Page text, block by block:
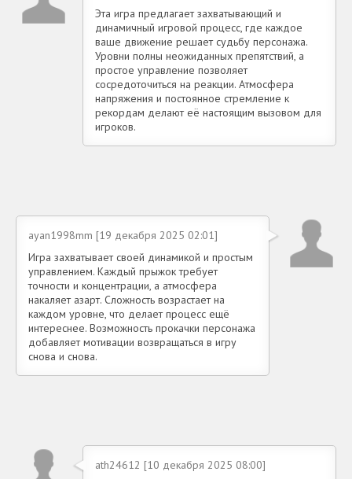
Эта игра предлагает захватывающий и
динамичный игровой процесс, где каждое
ваше движение решает судьбу персонажа.
Уровни полны неожиданных препятствий, а
простое управление позволяет
сосредоточиться на реакции. Атмосфера
напряжения и постоянное стремление к
рекордам делают её настоящим вызовом для
игроков.
ayan1998mm [19 декабря 2025 02:01]
Игра захватывает своей динамикой и простым
управлением. Каждый прыжок требует
точности и концентрации, а атмосфера
накаляет азарт. Сложность возрастает на
каждом уровне, что делает процесс ещё
интереснее. Возможность прокачки персонажа
добавляет мотивации возвращаться в игру
снова и снова.
ath24612 [10 декабря 2025 08:00]